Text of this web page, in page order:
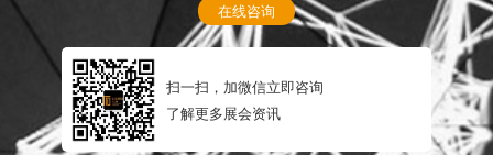
在线咨询
扫一扫，加微信立即咨询
了解更多展会资讯